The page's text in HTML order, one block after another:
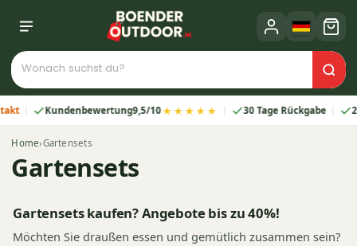
9,5/10★★★★★ 30 Tage Rückgabe 2 Jahre
Home›Gartensets
Gartensets
Gartensets kaufen? Angebote bis zu 40%!
Möchten Sie draußen essen und gemütlich zusammen sein?